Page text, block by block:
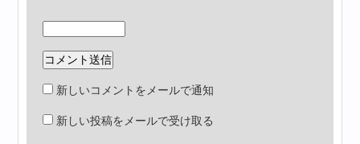
新しいコメントをメールで通知
新しい投稿をメールで受け取る